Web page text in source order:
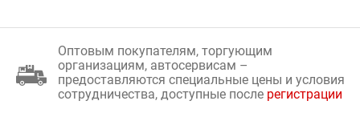
Оптовым покупателям, торгующим
организациям, автосервисам –
предоставляются специальные цены и условия
сотрудничества, доступные после регистрации